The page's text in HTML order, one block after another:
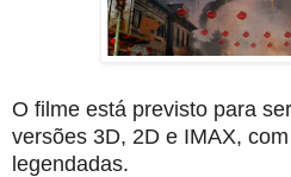
O filme está previsto para
versões 3D, 2D e IMAX,
legendadas.